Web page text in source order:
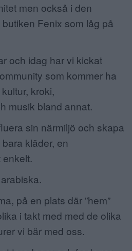
men också i den
Fenix som låg på
och idag har vi kickat
som kommer ha
kroki,
musik bland annat.
sin närmiljö och skapa
kläder, en
på en plats där ”hem”
i takt med med de olika
vi bär med oss.